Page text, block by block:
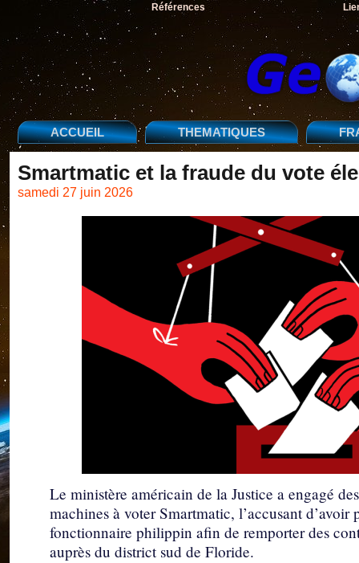
Références
ACCUEIL THEMATIQUES
Smartmatic et la fraude du vote
samedi 27 juin 2026
Le ministère américain de la Justice a engagé
machines à voter Smartmatic, l’accusant
fonctionnaire philippin afin de remporter des
auprès du district sud de Floride.